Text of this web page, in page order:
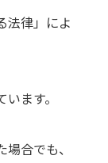
法律」によ
ます。
合でも、